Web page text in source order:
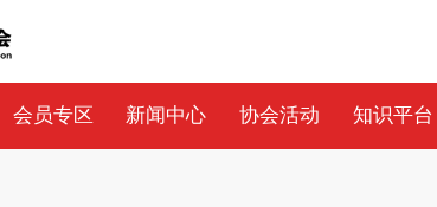
会员专区 新闻中心 协会活动 知识平台